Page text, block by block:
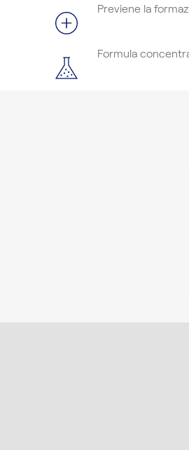
Previene la
Formula